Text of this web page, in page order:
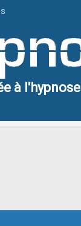
à l'hypnose